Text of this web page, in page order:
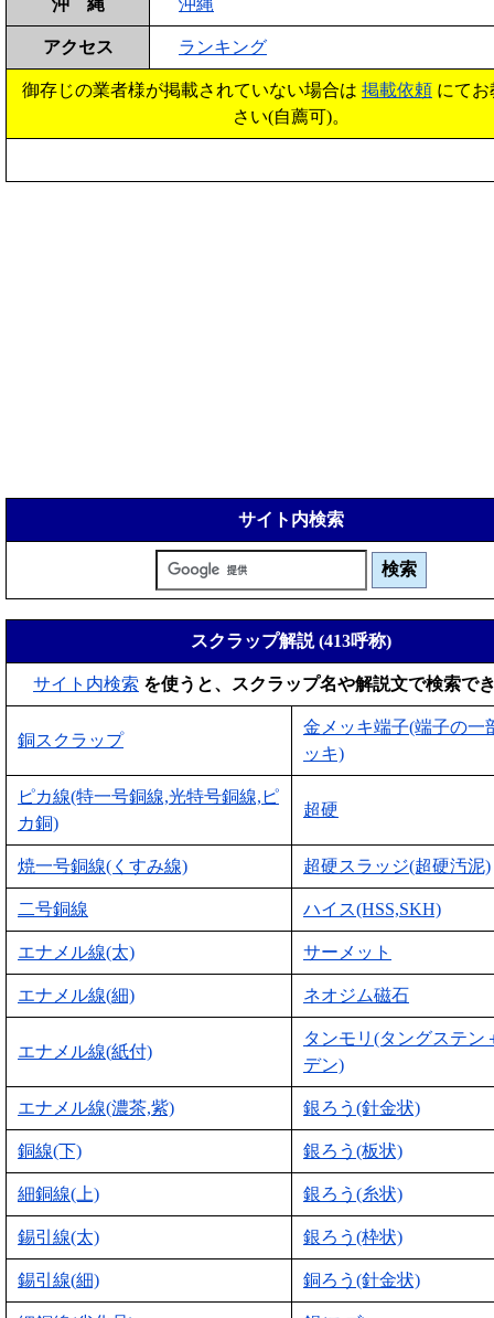
沖 縄 沖縄
アクセス ランキング
御存じの業者様が掲載されていない場合は 掲載依頼 にて
さい(自薦可)。
サイト内検索
スクラップ解説 (413呼称)
サイト内検索 を使うと、スクラップ名や解説文で検索で
銅スクラップ
金メッキ端子(端子の一
ッキ)
ピカ線(特一号銅線,光特号銅線,ピ
カ銅)
超硬
焼一号銅線(くすみ線) 超硬スラッジ(超硬汚泥)
二号銅線 ハイス(HSS,SKH)
エナメル線(太) サーメット
エナメル線(細) ネオジム磁石
エナメル線(紙付)
タンモリ(タングステン
デン)
エナメル線(濃茶,紫) 銀ろう(針金状)
銅線(下) 銀ろう(板状)
細銅線(上) 銀ろう(糸状)
錫引線(太) 銀ろう(枠状)
錫引線(細) 銅ろう(針金状)